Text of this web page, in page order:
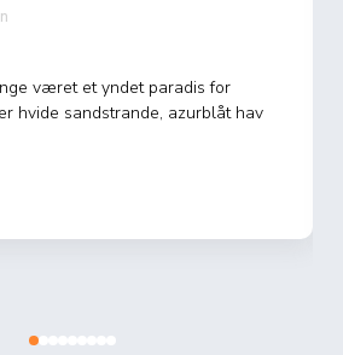
og tankerne vandrer mod
er Galapagosøerne ofte øverst